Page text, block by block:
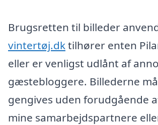
Brugsretten til billeder
vintertøj.dktilhører enten
eller er venligst udlånt af
gæstebloggere. Billederne
gengives uden forudgående
mine samarbejdspartnere